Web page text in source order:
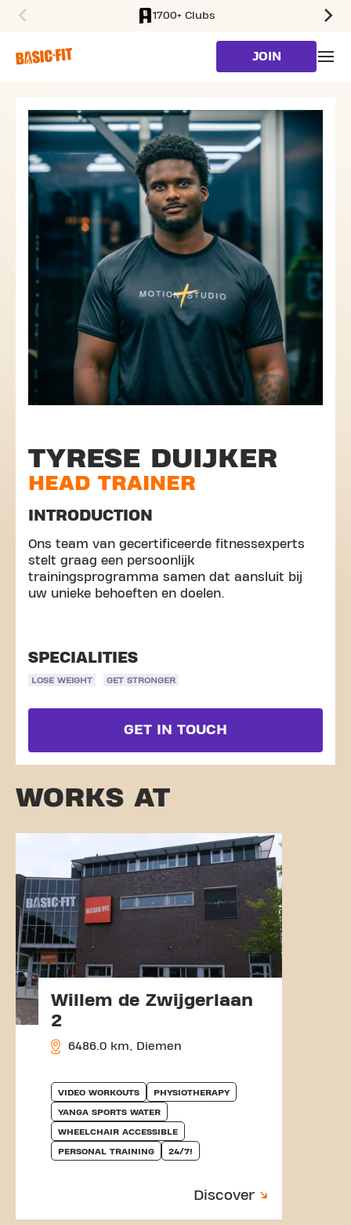
1700+ Clubs
JOIN
TYRESE DUIJKER
HEAD TRAINER
INTRODUCTION
Ons team van gecertificeerde fitnessexperts
stelt graag een persoonlijk
trainingsprogramma samen dat aansluit bij
uw unieke behoeften en doelen.
SPECIALITIES
LOSE WEIGHT GET STRONGER
GET IN TOUCH
WORKS AT
Willem de Zwijgerlaan
2
6486.0 km, Diemen
VIDEO WORKOUTS PHYSIOTHERAPY
YANGA SPORTS WATER
WHEELCHAIR ACCESSIBLE
PERSONAL TRAINING 24/7!
Discover